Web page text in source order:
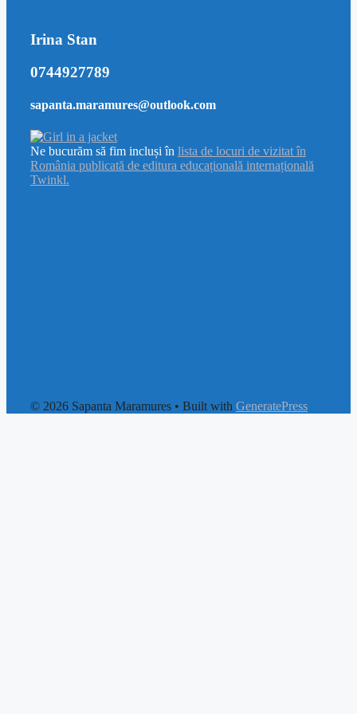
Irina Stan
0744927789
sapanta.maramures@outlook.com
Ne bucurăm să fim incluși în lista de locuri de vizitat în
România publicată de editura educațională internațională
Twinkl.
© 2026 Sapanta Maramures • Built with GeneratePress